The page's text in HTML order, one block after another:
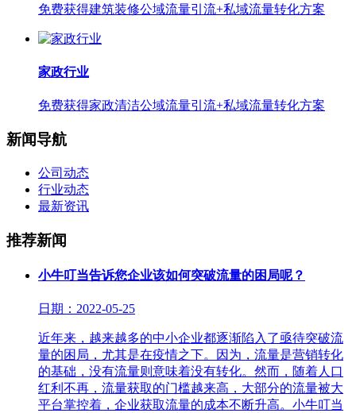
免费获得建筑装修公域流量引流+私域流量转化方案
家政行业
免费获得家政清洁公域流量引流+私域流量转化方案
新闻导航
公司动态
行业动态
最新资讯
推荐新闻
小牛叮当告诉您企业该如何突破流量的困局呢？
日期：2022-05-25
近年来，越来越多的中小企业都逐渐陷入了亟待突破流
量的困局，尤其是在疫情之下。因为，流量是营销转化
的基础，没有流量则意味着没有转化。然而，随着人口
红利不再，流量获取的门槛越来高，大部分的流量被大
平台掌控着，企业获取流量的成本不断升高。小牛叮当